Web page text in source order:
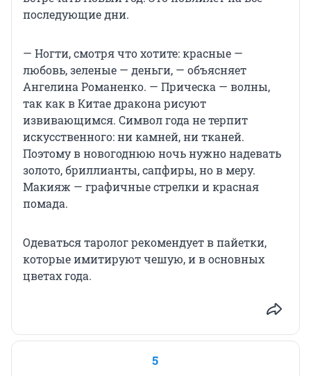
последующие дни.
— Ногти, смотря что хотите: красные —
любовь, зеленые — деньги, — объясняет
Ангелина Романенко. — Прическа — волны,
так как в Китае дракона рисуют
извивающимся. Символ года не терпит
искусственного: ни камней, ни тканей.
Поэтому в новогоднюю ночь нужно надевать
золото, бриллианты, сапфиры, но в меру.
Макияж — графичные стрелки и красная
помада.
Одеваться таролог рекомендует в пайетки,
которые имитируют чешую, и в основных
цветах года.
5